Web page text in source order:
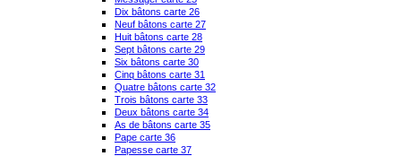
Dix bâtons carte 26
Neuf bâtons carte 27
Huit bâtons carte 28
Sept bâtons carte 29
Six bâtons carte 30
Cinq bâtons carte 31
Quatre bâtons carte 32
Trois bâtons carte 33
Deux bâtons carte 34
As de bâtons carte 35
Pape carte 36
Papesse carte 37